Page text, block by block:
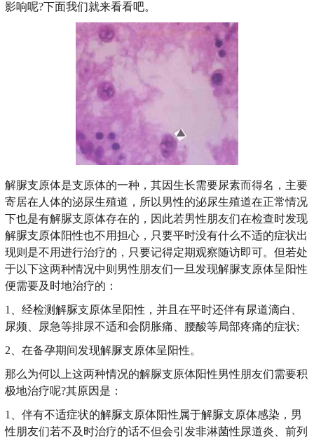
影响呢?下面我们就来看看吧。
解脲支原体是支原体的一种，其因生长需要尿素而得名，主要
寄居在人体的泌尿生殖道，所以男性的泌尿生殖道在正常情况
下也是有解脲支原体存在的，因此若男性朋友们在检查时发现
解脲支原体阳性也不用担心，只要平时没有什么不适的症状出
现则是不用进行治疗的，只要记得定期观察随访即可。但若处
于以下这两种情况中则男性朋友们一旦发现解脲支原体呈阳性
便需要及时地治疗的：
1、经检测解脲支原体呈阳性，并且在平时还伴有尿道滴白、
尿频、尿急等排尿不适和会阴胀痛、腰酸等局部疼痛的症状;
2、在备孕期间发现解脲支原体呈阳性。
那么为何以上这两种情况的解脲支原体阳性男性朋友们需要积
极地治疗呢?其原因是：
1、伴有不适症状的解脲支原体阳性属于解脲支原体感染，男
性朋友们若不及时治疗的话不但会引发非淋菌性尿道炎、前列